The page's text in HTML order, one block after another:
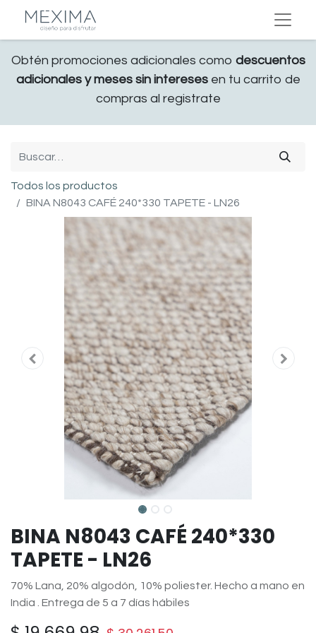
Obtén promociones adicionales como descuentos
adicionales y meses sin interesesen tu carrito de
compras al registrate
Todos los productos
BINA N8043 CAFÉ 240*330 TAPETE - LN26
BINA N8043 CAFÉ 240*330
TAPETE - LN26
70% Lana, 20% algodón, 10% poliester. Hecho a mano en
India . Entrega de 5 a 7 días hábiles